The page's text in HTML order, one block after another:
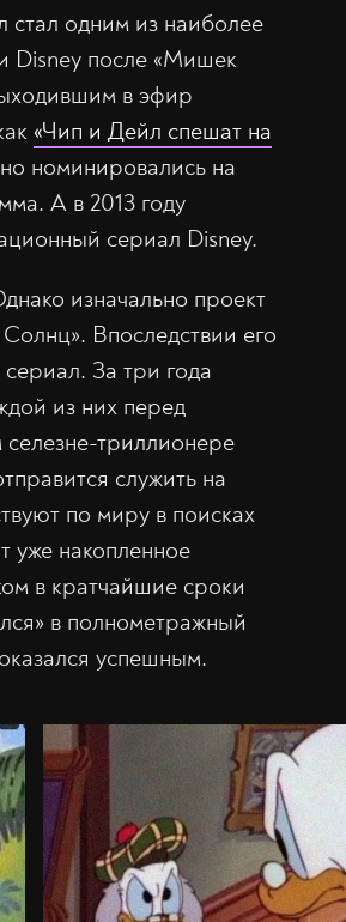
стал одним из наиболее
Disney после «Мишек
в эфир
«Чип и Дейл спешат на
номинировались на
А в 2013 году
сериал Disney.
изначально проект
Впоследствии его
За три года
из них перед
триллионере
служить на
по миру в поисках
накопленное
в кратчайшие сроки
в полнометражный
успешным.